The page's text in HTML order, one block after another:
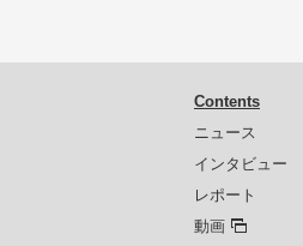
Contents
ニュース
インタビュー
レポート
動画